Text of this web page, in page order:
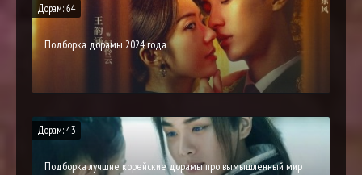
Дорам: 64
Подборка дорамы 2024 года
Дорам: 43
Подборка лучшие корейские дорамы про вымышленный мир